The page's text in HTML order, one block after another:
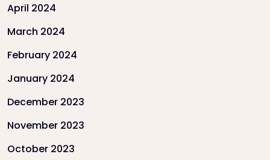
April 2024
March 2024
February 2024
January 2024
December 2023
November 2023
October 2023